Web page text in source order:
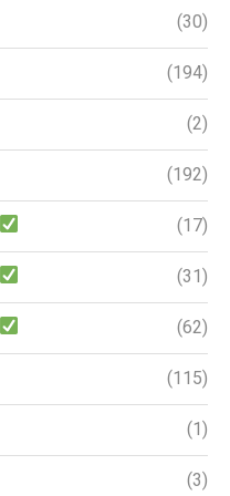
(30)
(194)
(2)
(192)
(17)
(31)
(62)
(115)
(1)
(3)